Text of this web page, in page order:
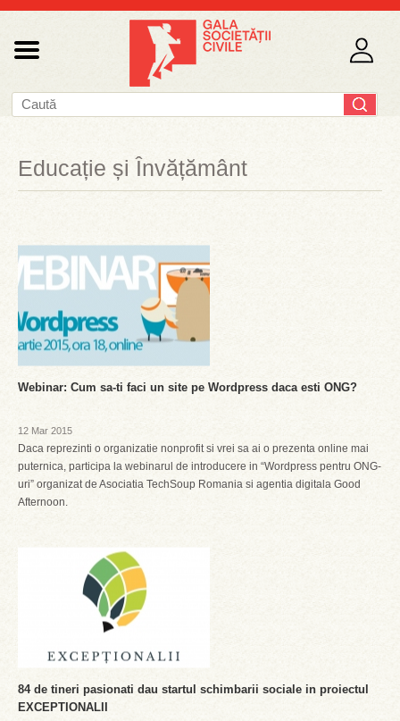
Educație și Învățământ
Webinar: Cum sa-ti faci un site pe Wordpress daca esti ONG?
12 Mar 2015
Daca reprezinti o organizatie nonprofit si vrei sa ai o prezenta online mai
puternica, participa la webinarul de introducere in “Wordpress pentru ONG-
uri” organizat de Asociatia TechSoup Romania si agentia digitala Good
Afternoon.
84 de tineri pasionati dau startul schimbarii sociale in proiectul
EXCEPTIONALII